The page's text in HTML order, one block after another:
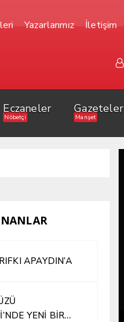
Yazarlarımız İletişim
Eczaneler
Nöbetçi
Gazeteler
Manşet
APAYDIN’A
YENİ BİR